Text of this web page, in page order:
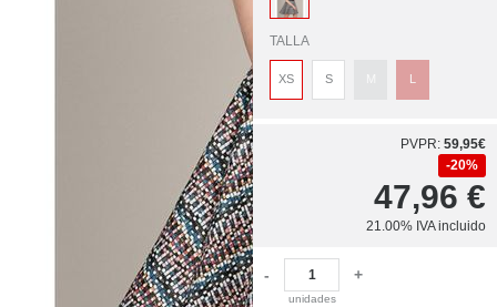
TALLA
XS S M L
PVPR: 59,95€
20%
47,96 €
21.00% IVA incluido
-
unidades
+